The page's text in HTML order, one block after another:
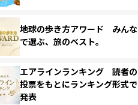
地球の歩き方アワード みんな
で選ぶ、旅のベスト。
エアラインランキング 読者の
投票をもとにランキング形式で
発表